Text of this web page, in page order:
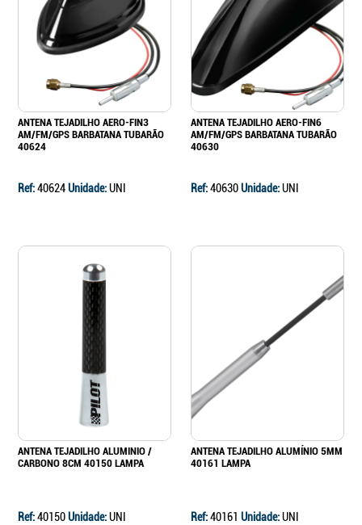
ANTENA TEJADILHO AERO-FIN3
AM/FM/GPS BARBATANA TUBARÃO
40624
Ref:40624Unidade:UNI
ANTENA TEJADILHO AERO-FIN6
AM/FM/GPS BARBATANA TUBARÃO
40630
Ref:40630Unidade:UNI
ANTENA TEJADILHO ALUMINIO /
CARBONO 8CM 40150 LAMPA
Ref:40150Unidade:UNI
ANTENA TEJADILHO ALUMÍNIO 5MM
40161 LAMPA
Ref:40161 Unidade:UNI
Continuar a comprar